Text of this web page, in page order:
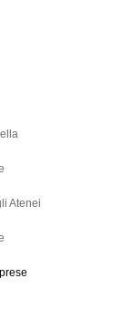
Atenei